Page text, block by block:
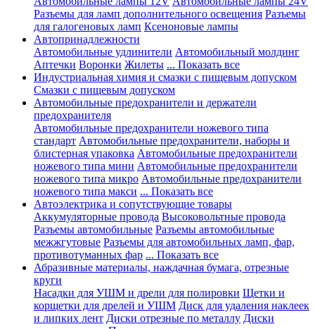
Разъемы для ламп дополнительного освещения Разъемы
для галогеновых ламп Ксеноновые лампы
Автопринадлежности
Автомобильные удлинители Автомобильный молдинг
Аптечки Воронки Жилеты ... Показать все
Индустриальная химия и смазки с пищевым допуском
Смазки с пищевым допуском
Автомобильные предохранители и держатели
предохранителя
Автомобильные предохранители ножевого типа
стандарт Автомобильные предохранители, наборы и
блистерная упаковка Автомобильные предохранители
ножевого типа мини Автомобильные предохранители
ножевого типа микро Автомобильные предохранители
ножевого типа макси ... Показать все
Автоэлектрика и сопутствующие товары
Аккумуляторные провода Высоковольтные провода
Разъемы автомобильные Разъемы автомобильные
межжгутовые Разъемы для автомобильных ламп, фар,
противотуманных фар ... Показать все
Абразивные материалы, наждачная бумага, отрезные
круги
Насадки для УШМ и дрели для полировки Щетки и
корщетки для дрелей и УШМ Диск для удаления наклеек
и липких лент Диски отрезные по металлу Диски